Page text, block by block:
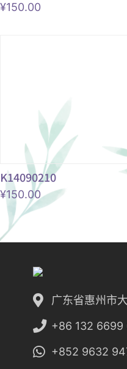
¥150.00
K14090210
¥150.00
广东省惠州市
+86 132 6699
+852 9632